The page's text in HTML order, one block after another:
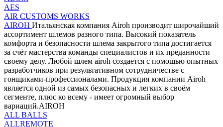
AES
AIR CUSTOMS WORKS
AIROH Итальянская компания Airoh производит широчайший
ассортимент шлемов разного типа. Высокий показатель
комфорта и безопасности шлема закрытого типа достигается
за счёт мастерства команды специалистов и их преданности
своему делу. Любой шлем airoh создается с помощью опытных
разработчиков при результативном сотрудничестве с
гонщиками-профессионалами. Продукция компании Airoh
является одной из самых безопасных и легких в своём
сегменте, плюс ко всему - имеет огромный выбор
вариаций.AIROH
ALL BALLS
ALLREMOTE